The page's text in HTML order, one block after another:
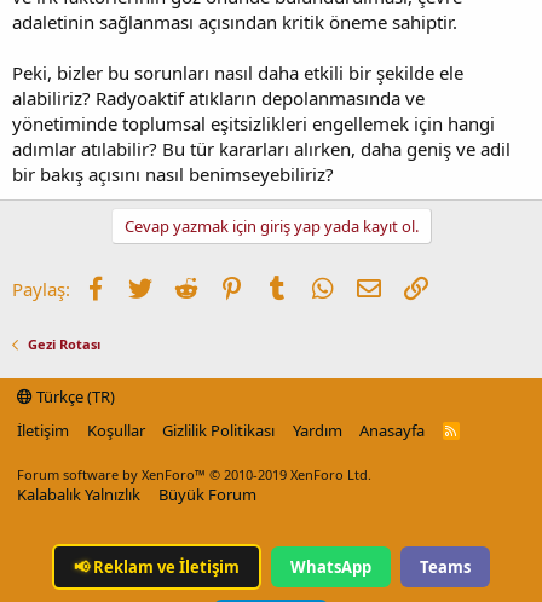
adaletinin sağlanması açısından kritik öneme sahiptir.
Peki, bizler bu sorunları nasıl daha etkili bir şekilde ele
alabiliriz? Radyoaktif atıkların depolanmasında ve
yönetiminde toplumsal eşitsizlikleri engellemek için hangi
adımlar atılabilir? Bu tür kararları alırken, daha geniş ve adil
bir bakış açısını nasıl benimseyebiliriz?
Cevap yazmak için giriş yap yada kayıt ol.
Paylaş: Facebook
TwitterReddit PinterestTumblrWhatsApp
E-postaLink
Gezi Rotası
Türkçe (TR)
İletişim
Koşullar Gizlilik Politikası Yardım Anasayfa
R
Forum software by XenForo™ © 2010-2019 XenForo Ltd.
Kalabalık Yalnızlık Büyük Forum
📢Reklam ve İletişim WhatsApp Teams